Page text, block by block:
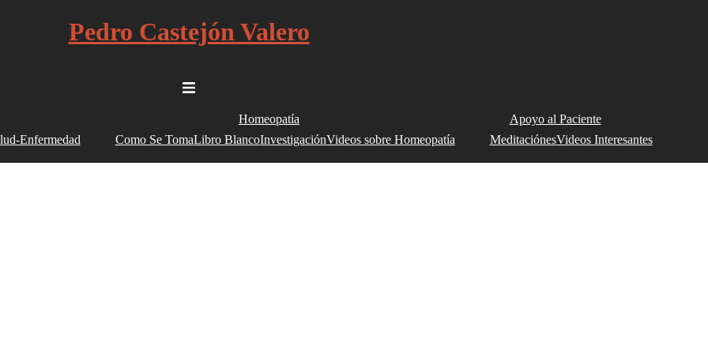
Pedro Castejón Valero
Alternar
Enfermedad
Homeopatía
Como Se TomaLibro BlancoInvestigaciónVideos sobre Homeopatía
Apoyo al Paciente
MeditaciónesVideos Interesantes